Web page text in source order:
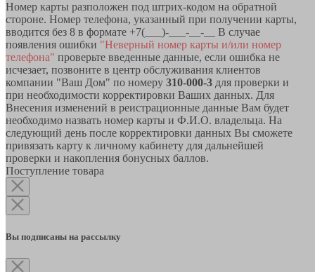
Номер карты разположен под штрих-кодом на обратной
стороне. Номер телефона, указанный при получении карты,
вводится без 8 в формате +7(___)-___-__-__ В случае
появления ошибки "Неверный номер карты и/или номер
телефона" проверьте введенные данные, если ошибка не
исчезает, позвоните в центр обслуживания клиентов
компании "Ваш Дом" по номеру 310-000-3 для проверки и
при необходимости корректировки Ваших данных. Для
Внесения изменений в реистрационные данные Вам будет
необходимо назвать номер карты и Ф.И.О. владельца. На
следующий день после корректировки данных Вы сможете
привязать карту к личному кабинету для дальнейшей
проверки и накопления бонусных баллов.
Поступление товара
Вы подписаны на рассылку